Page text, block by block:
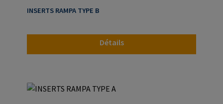
INSERTS RAMPA TYPE B
Détails